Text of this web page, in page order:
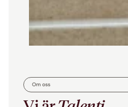
Om oss